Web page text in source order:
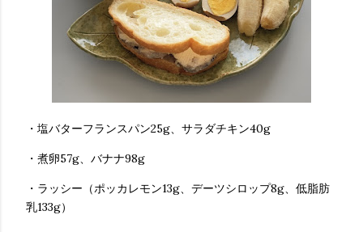
・塩バターフランスパン25g、サラダチキン40g
・煮卵57g、バナナ98g
・ラッシー（ポッカレモン13g、デーツシロップ8g、低脂肪
乳133g）